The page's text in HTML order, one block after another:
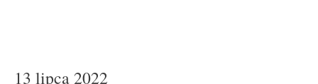
13 lipca 2022